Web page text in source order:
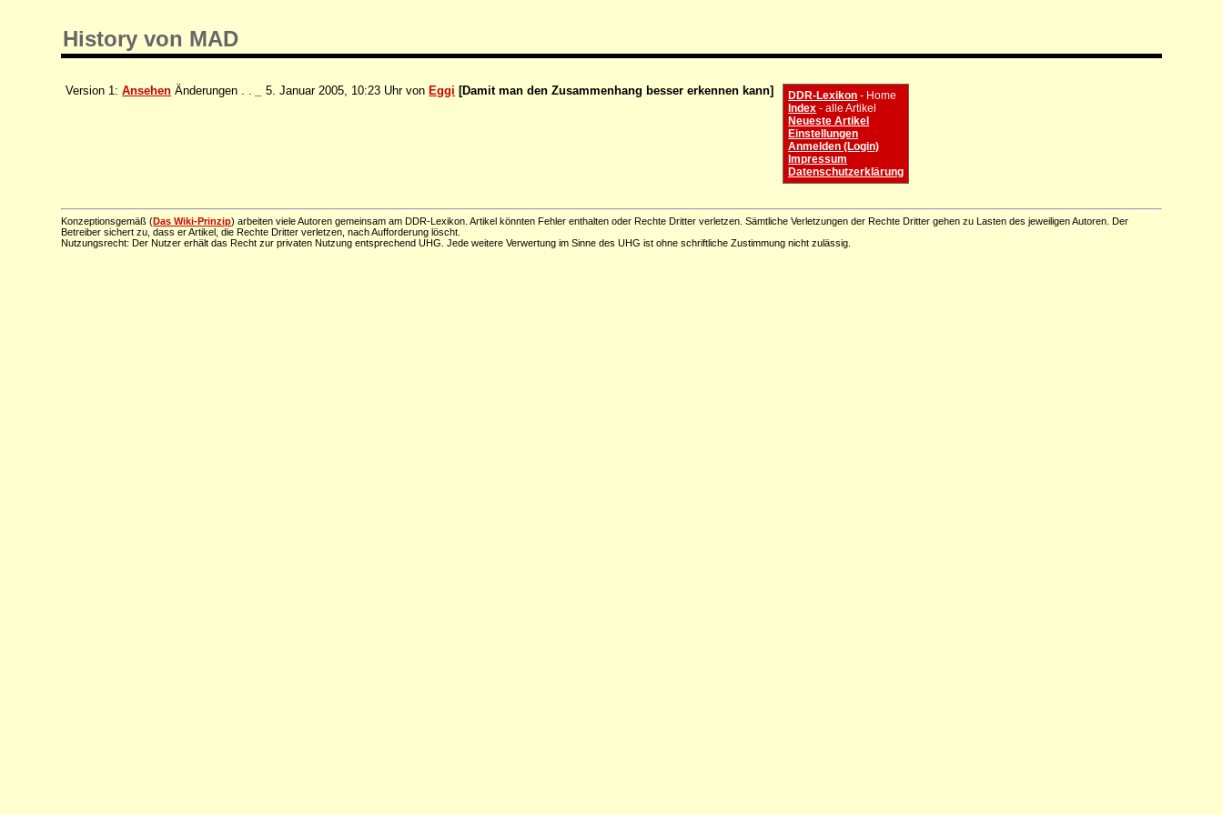
History von MAD
Version 1:Ansehen Änderungen . . 5. Januar 2005, 10:23 Uhr von Eggi [Damit man den Zusammenhang besser erkennen kann] DDR-Lexikon - Home
Index - alle Artikel
Neueste Artikel
Einstellungen
Anmelden (Login)
Impressum
Datenschutzerklärung
Konzeptionsgemäß (Das Wiki-Prinzip) arbeiten viele Autoren gemeinsam am DDR-Lexikon. Artikel könnten Fehler enthalten oder Rechte Dritter verletzen. Sämtliche Verletzungen der Rechte Dritter gehen zu Lasten des jeweiligen Autoren. Der
Betreiber sichert zu, dass er Artikel, die Rechte Dritter verletzen, nach Aufforderung löscht.
Nutzungsrecht: Der Nutzer erhält das Recht zur privaten Nutzung entsprechend UHG. Jede weitere Verwertung im Sinne des UHG ist ohne schriftliche Zustimmung nicht zulässig.